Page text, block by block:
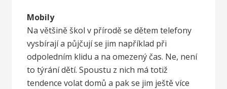
Mobily
Na většině škol v přírodě se dětem telefony
vysbírají a půjčují se jim například při
odpoledním klidu a na omezený čas. Ne, není
to týrání dětí. Spoustu z nich má totiž
tendence volat domů a pak se jim ještě více